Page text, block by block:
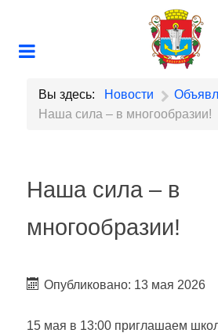
Вы здесь: Новости
Наша сила – в многообразии!
Наша сила – в
многообразии!
Опубликовано: 13 мая 2026
15 мая в 13:00 приглашаем